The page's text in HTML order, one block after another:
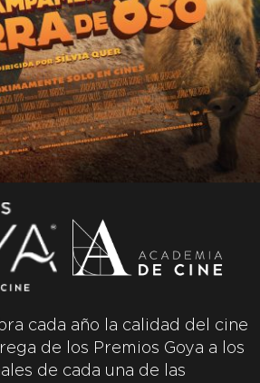
cada año la calidad del cine
de los Premios Goya a los
de cada una de las